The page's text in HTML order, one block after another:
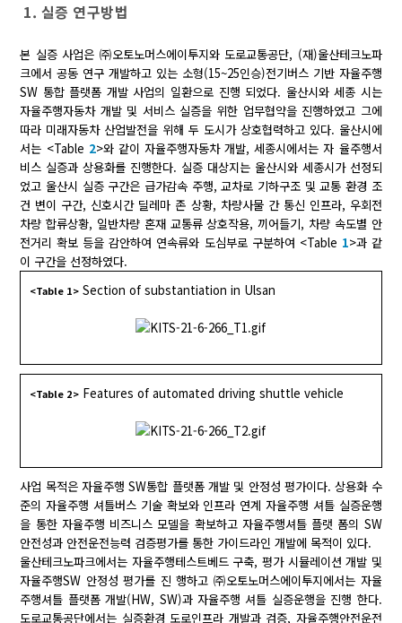
1. 실증 연구방법
본 실증 사업은 ㈜오토노머스에이투지와 도로교통공단, (재)울산테크노파
크에서 공동 연구 개발하고 있는 소형(15~25인승)전기버스 기반 자율주행
SW 통합 플랫폼 개발 사업의 일환으로 진행 되었다. 울산시와 세종 시는
자율주행자동차 개발 및 서비스 실증을 위한 업무협약을 진행하였고 그에
따라 미래자동차 산업발전을 위해 두 도시가 상호협력하고 있다. 울산시에
서는 <Table 2>와 같이 자율주행자동차 개발, 세종시에서는 자 율주행서
비스 실증과 상용화를 진행한다. 실증 대상지는 울산시와 세종시가 선정되
었고 울산시 실증 구간은 급가감속 주행, 교차로 기하구조 및 교통 환경 조
건 변이 구간, 신호시간 딜레마 존 상황, 차량사물 간 통신 인프라, 우회전
차량 합류상황, 일반차량 혼재 교통류 상호작용, 끼어들기, 차량 속도별 안
전거리 확보 등을 감안하여 연속류와 도심부로 구분하여 <Table 1>과 같
이 구간을 선정하였다.
<Table 1> Section of substantiation in Ulsan
<Table 2> Features of automated driving shuttle vehicle
사업 목적은 자율주행 SW통합 플랫폼 개발 및 안정성 평가이다. 상용화 수
준의 자율주행 셔틀버스 기술 확보와 인프라 연계 자율주행 셔틀 실증운행
을 통한 자율주행 비즈니스 모델을 확보하고 자율주행셔틀 플랫 폼의 SW
안전성과 안전운전능력 검증평가를 통한 가이드라인 개발에 목적이 있다.
울산테크노파크에서는 자율주행테스트베드 구축, 평가 시뮬레이션 개발 및
자율주행SW 안정성 평가를 진 행하고 ㈜오토노머스에이투지에서는 자율
주행셔틀 플랫폼 개발(HW, SW)과 자율주행 셔틀 실증운행을 진행 한다.
도로교통공단에서는 실증환경 도로인프라 개발과 검증, 자율주행안전운전